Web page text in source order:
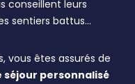
conseillent leurs
sentiers battus…
vous êtes assurés de
séjour personnalisé